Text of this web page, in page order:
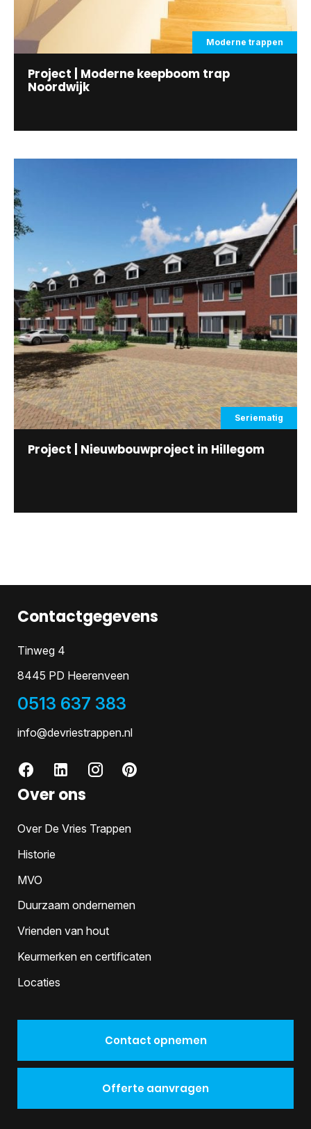
Moderne trappen
Project | Moderne keepboom trap
Noordwijk
Seriematig
Project | Nieuwbouwproject in Hillegom
Over ons
Over De Vries Trappen
Historie
MVO
Duurzaam ondernemen
Vrienden van hout
Keurmerken en certificaten
Locaties
Contactgegevens
Tinweg 4
8445 PD Heerenveen
0513 637 383
info@devriestrappen.nl
Contact opnemen
Offerte aanvragen